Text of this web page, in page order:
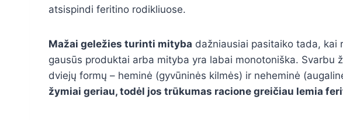
atsispindi feritino rodikliuose.
Mažai geležies turinti mityba dažniausiai pasitaiko tada, kai
gausūs produktai arba mityba yra labai monotoniška. Svarbu
dviejų formų – heminė (gyvūninės kilmės) ir neheminė
žymiai geriau, todėl jos trūkumas racione greičiau lemia